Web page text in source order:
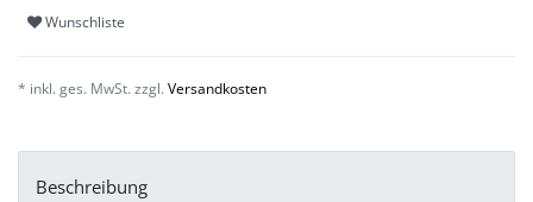
Wunschliste
* inkl. ges. MwSt. zzgl. Versandkosten
Beschreibung